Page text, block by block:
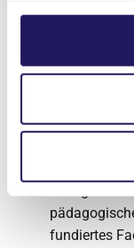
WeitereKindergeld
decken. Die
Die
fundiertes